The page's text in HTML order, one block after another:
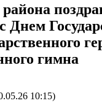
Днем
гимна
10:15)